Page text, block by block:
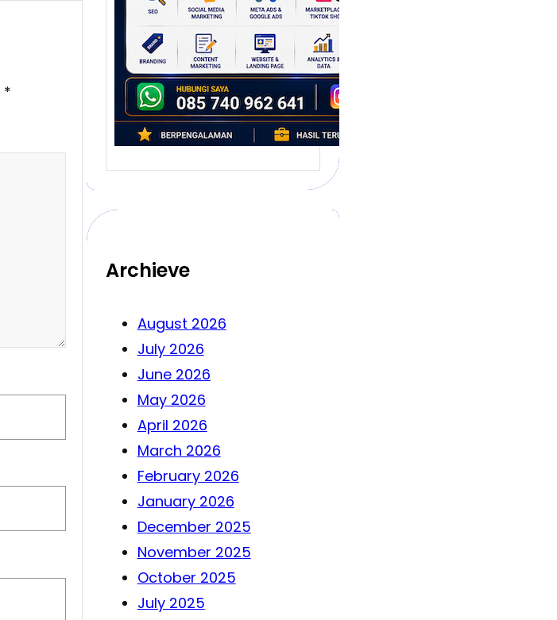
*
Digital marketing telah
mengubah cara bisnis
berkembang. Dulu,
promosi banyak…
Archieve
August 2026
July 2026
June 2026
May 2026
April 2026
March 2026
February 2026
January 2026
December 2025
November 2025
October 2025
July 2025